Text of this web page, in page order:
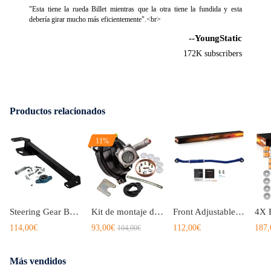
"Esta tiene la rueda Billet mientras que la otra tiene la fundida y esta
debería girar mucho más eficientemente".<br>
--YoungStatic
172K subscribers
Productos relacionados
Steering Gear Box Stabilizer Bar Brace 4WD 4x4 Gearbox compatible para Dodge Ram 94-02 3500
114,00€
11%
Kit de montaje de soporte y refuerzo de freno remoto VH44 para modelos de freno de tambor de 4 ruedas
93,00€ 104,00€
Front Adjustable Track Bar Rods compatible para Dodge Ram 2003-13 2500 3500 HD 2-6 Inch Lift
112,00€
Más vendidos